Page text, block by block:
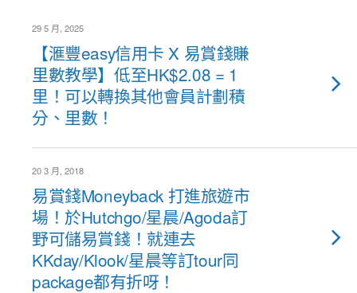
29 5 月, 2025
【滙豐easy信用卡 X 易賞錢賺
里數教學】低至HK$2.08 = 1
里！可以轉換其他會員計劃積
分、里數！
20 3 月, 2018
易賞錢Moneyback 打進旅遊市
場！於Hutchgo/星晨/Agoda訂
野可儲易賞錢！就連去
KKday/Klook/星晨等訂tour同
package都有折呀！